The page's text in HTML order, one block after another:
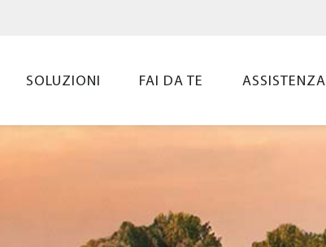
SOLUZIONI FAI DA TE ASSISTENZA